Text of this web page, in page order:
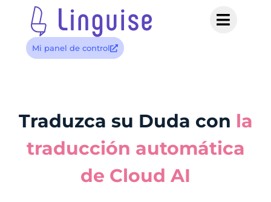
Mi panel de control
Traduzca su Duda con la
traducción automática
de Cloud AI